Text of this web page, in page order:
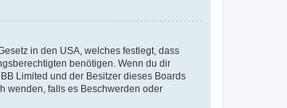
in den USA, welches festlegt, dass
benötigen. Wenn du dir
Limited und der Besitzer dieses Boards
wenden, falls es Beschwerden oder